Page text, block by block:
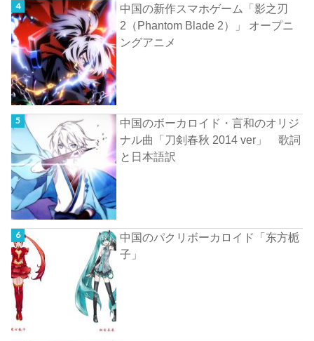
中国の新作スマホゲーム「影之刃
2（Phantom Blade 2）」 オープニ
ングアニメ
中国のボーカロイド・言和のオリジ
ナル曲「刀剣春秋 2014 ver」 歌詞
と日本語訳
中国のパクリボーカロイド「东方栀
子」